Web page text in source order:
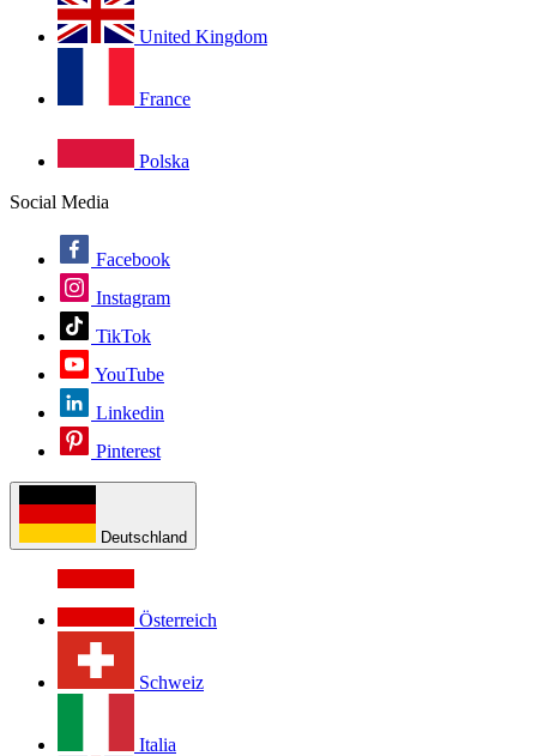
United Kingdom
France
Polska
Social Media
Facebook
Instagram
TikTok
YouTube
Linkedin
Pinterest
Deutschland
Österreich
Schweiz
Italia